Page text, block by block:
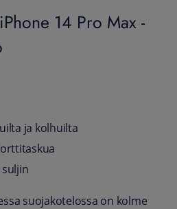
14 Pro Max -
ja kolhuilta
suojakotelossa on kolme